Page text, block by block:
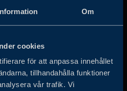
Om
cookies
för att anpassa innehållet
tillhandahålla funktioner
vår trafik. Vi
att hjälpa svenska företag att
och internationella företag att